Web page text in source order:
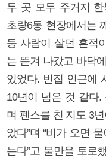
두 곳 모두 주거지
초량6동 현장에서는
등 사람이 살던 흔적
는 뜯겨 나갔고 바닥
있었다. 빈집 인근에
10년이 넘은 것 같다
며 펜스를 친 지도 3
았다”며 “비가 오면
는다”고 불만을 토로